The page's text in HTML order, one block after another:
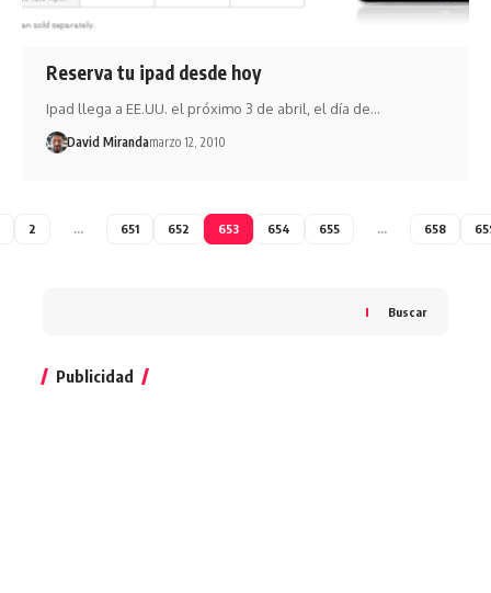
Reserva tu ipad desde hoy
Ipad llega a EE.UU. el próximo 3 de abril, el día de…
David Mirandamarzo 12, 2010
2 … 651 652 653 654 655 … 658
Buscar
Publicidad